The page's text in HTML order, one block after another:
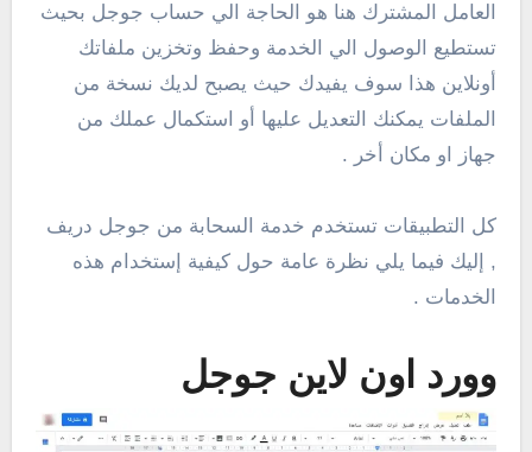
العامل المشترك هنا هو الحاجة الي حساب جوجل بحيث
تستطيع الوصول الي الخدمة وحفظ وتخزين ملفاتك
أونلاين هذا سوف يفيدك حيث يصبح لديك نسخة من
الملفات يمكنك التعديل عليها أو استكمال عملك من
جهاز او مكان أخر .
كل التطبيقات تستخدم خدمة السحابة من جوجل دريف
, إليك فيما يلي نظرة عامة حول كيفية إستخدام هذه
الخدمات .
وورد اون لاين جوجل